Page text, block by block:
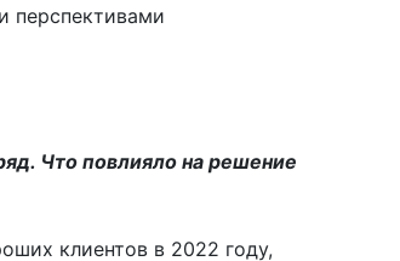
перспективами
Что повлияло на решение
клиентов в 2022 году,